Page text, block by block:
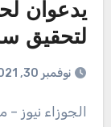
يدعوان
لتحقيق
نوفمبر 30, 2021